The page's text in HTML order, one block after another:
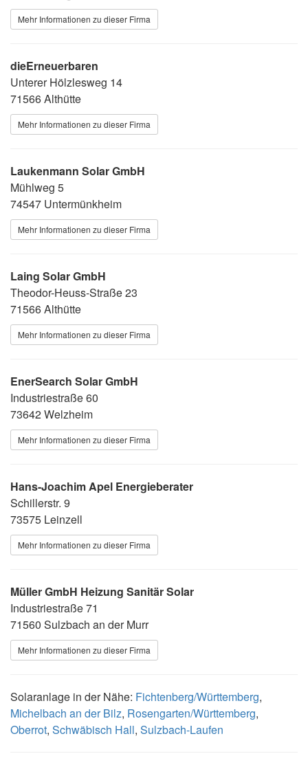
Mehr Informationen zu dieser Firma
dieErneuerbaren
Unterer Hölzlesweg 14
71566 Althütte
Mehr Informationen zu dieser Firma
Laukenmann Solar GmbH
Mühlweg 5
74547 Untermünkheim
Mehr Informationen zu dieser Firma
Laing Solar GmbH
Theodor-Heuss-Straße 23
71566 Althütte
Mehr Informationen zu dieser Firma
EnerSearch Solar GmbH
Industriestraße 60
73642 Welzheim
Mehr Informationen zu dieser Firma
Hans-Joachim Apel Energieberater
Schillerstr. 9
73575 Leinzell
Mehr Informationen zu dieser Firma
Müller GmbH Heizung Sanitär Solar
Industriestraße 71
71560 Sulzbach an der Murr
Mehr Informationen zu dieser Firma
Solaranlage in der Nähe: Fichtenberg/Württemberg,
Michelbach an der Bilz, Rosengarten/Württemberg,
Oberrot, Schwäbisch Hall, Sulzbach-Laufen